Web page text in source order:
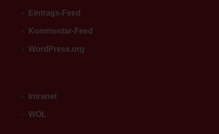
Eintrags-Feed
Kommentar-Feed
WordPress.org
Intranet
WOL